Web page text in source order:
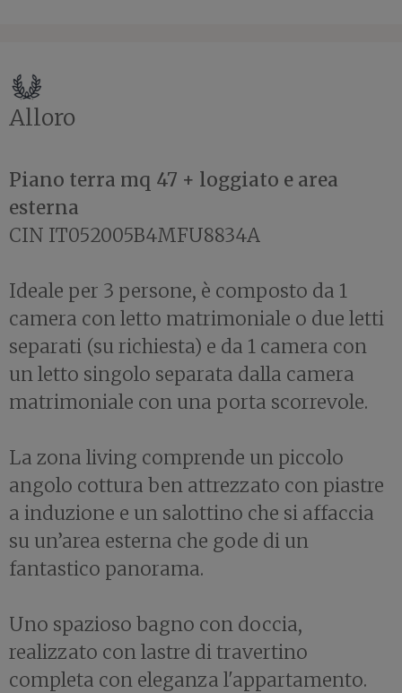
Alloro
Piano terra mq 47 + loggiato e area
esterna
CIN IT052005B4MFU8834A
Ideale per 3 persone, è composto da 1
camera con letto matrimoniale o due letti
separati (su richiesta) e da 1 camera con
un letto singolo separata dalla camera
matrimoniale con una porta scorrevole.
La zona living comprende un piccolo
angolo cottura ben attrezzato con piastre
a induzione e un salottino che si affaccia
su un’area esterna che gode di un
fantastico panorama.
Uno spazioso bagno con doccia,
realizzato con lastre di travertino
completa con eleganza l'appartamento.